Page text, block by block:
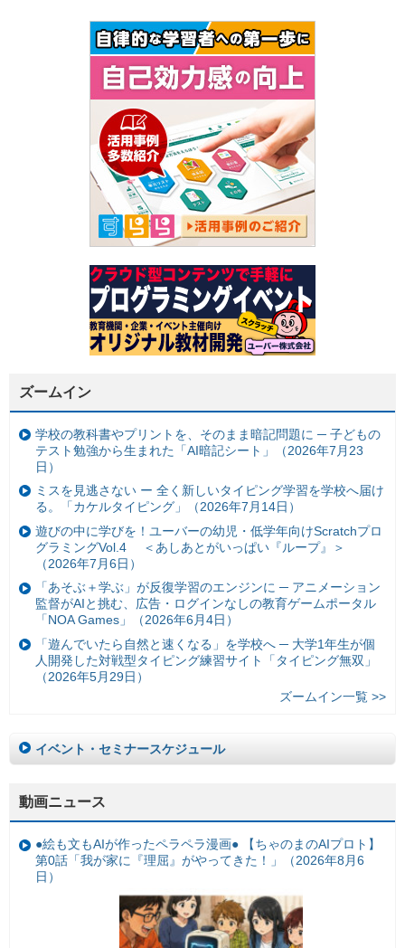
ズームイン
学校の教科書やプリントを、そのまま暗記問題に ─ 子どもの
テスト勉強から生まれた「AI暗記シート」（2026年7月23
日）
ミスを見逃さない ー 全く新しいタイピング学習を学校へ届け
る。「カケルタイピング」（2026年7月14日）
遊びの中に学びを！ユーバーの幼児・低学年向けScratchプロ
グラミングVol.4 ＜あしあとがいっぱい『ループ』＞
（2026年7月6日）
「あそぶ＋学ぶ」が反復学習のエンジンに ─ アニメーション
監督がAIと挑む、広告・ログインなしの教育ゲームポータル
「NOA Games」（2026年6月4日）
「遊んでいたら自然と速くなる」を学校へ ─ 大学1年生が個
人開発した対戦型タイピング練習サイト「タイピング無双」
（2026年5月29日）
ズームイン一覧 >>
イベント・セミナースケジュール
動画ニュース
●絵も文もAIが作ったペラペラ漫画● 【ちゃのまのAIプロト】
第0話「我が家に『理屈』がやってきた！」（2026年8月6
日）